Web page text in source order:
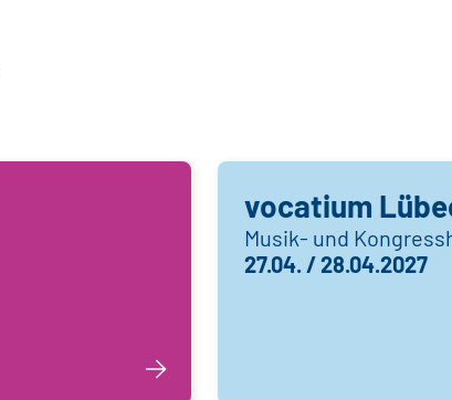
vocatium
Musik- und
27.04. / 28.04.2027